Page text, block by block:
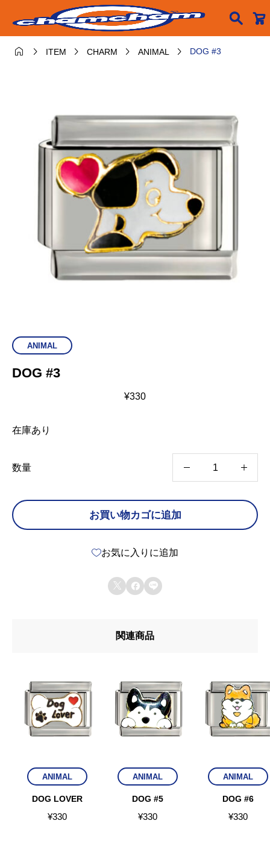

  ITEM  CHARM  ANIMAL  DOG #3
ANIMAL
DOG #3
¥330
在庫あり
数量
O
G
お買い物カゴに追加
お気に入りに追加
  
関連商品
ANIMAL
DOG LOVER
¥330
ANIMAL
DOG #5
¥330
ANIMAL
DOG #6
¥330